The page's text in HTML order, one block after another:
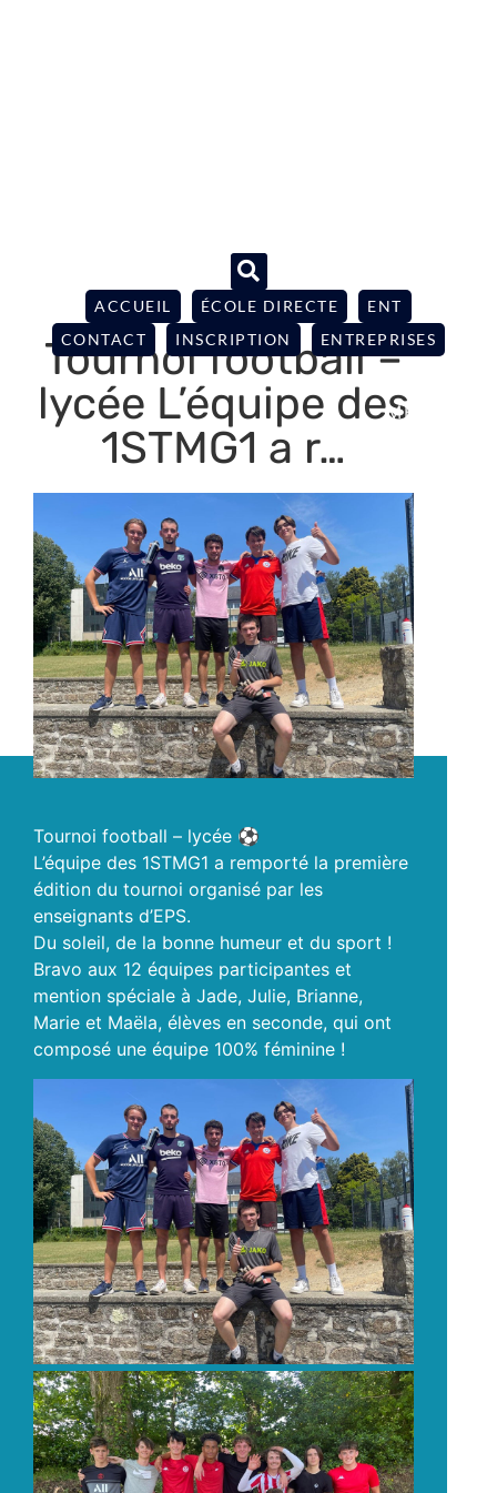
ACCUEIL ÉCOLE DIRECTE
ENT
CONTACT
INSCRIPTION ENTREPRISES
Tournoi football –
lycée L’équipe des
1STMG1 a r…
Tournoi football – lycée ⚽️
L’équipe des 1STMG1 a remporté la première
édition du tournoi organisé par les
enseignants d’EPS.
Du soleil, de la bonne humeur et du sport !
Bravo aux 12 équipes participantes et
mention spéciale à Jade, Julie, Brianne,
Marie et Maëla, élèves en seconde, qui ont
composé une équipe 100% féminine !